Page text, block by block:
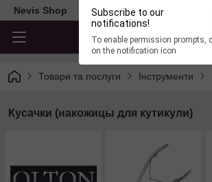
Subscribe to our
notifications!
To enable permission prompts,
on the notification icon
Nevis Shop
Товари та послуги Інструменти
Кусачки (накожицы для кутикули)